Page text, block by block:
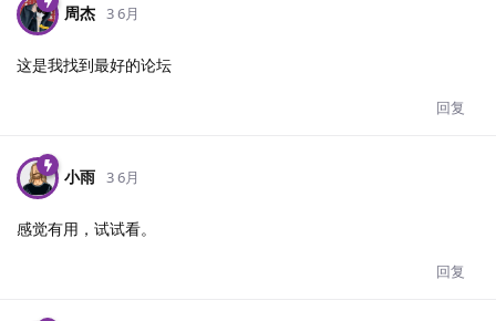
周杰 3 6月
这是我找到最好的论坛
回复
小雨 3 6月
感觉有用，试试看。
回复